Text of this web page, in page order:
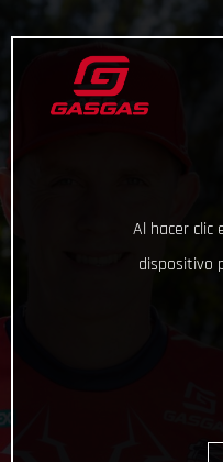
Al hacer clic
dispositivo